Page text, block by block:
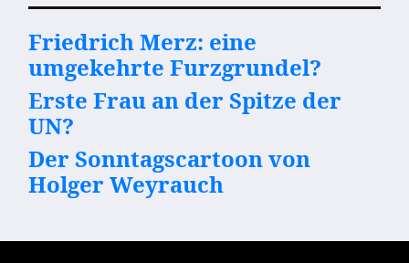
Friedrich Merz: eine
umgekehrte Furzgrundel?
Erste Frau an der Spitze der
UN?
Der Sonntagscartoon von
Holger Weyrauch